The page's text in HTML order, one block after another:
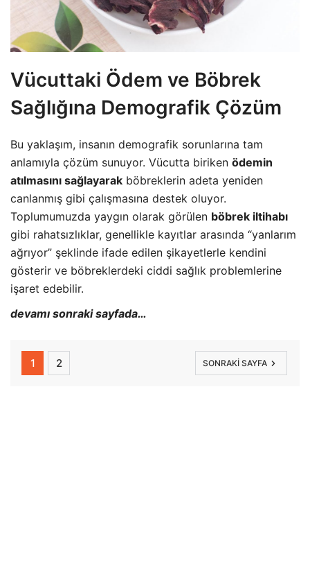
Vücuttaki Ödem ve Böbrek
Sağlığına Demografik Çözüm
Bu yaklaşım, insanın demografik sorunlarına tam
anlamıyla çözüm sunuyor. Vücutta biriken ödemin
atılmasını sağlayarak böbreklerin adeta yeniden
canlanmış gibi çalışmasına destek oluyor.
Toplumumuzda yaygın olarak görülen böbrek iltihabı
gibi rahatsızlıklar, genellikle kayıtlar arasında “yanlarım
ağrıyor” şeklinde ifade edilen şikayetlerle kendini
gösterir ve böbreklerdeki ciddi sağlık problemlerine
işaret edebilir.
devamı sonraki sayfada…
1 2 SONRAKI SAYFA